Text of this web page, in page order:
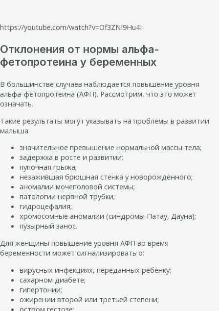
https://youtube.com/watch?v=Of3ZNI9Hu4I
Отклонения от нормы альфа-
фетопротеина у беременных
В большинстве случаев наблюдается повышение уровня
альфа-фетопротеина (АФП). Рассмотрим, что это может
означать.
Такие результаты могут указывать на проблемы в развитии
малыша:
значительное превышение нормальной массы тела;
задержка в росте и развитии;
пупочная грыжа;
незажившая брюшная стенка у новорожденного;
аномалии мочеполовой системы;
патологии нервной трубки;
гидроцефалия;
хромосомные аномалии (синдромы Патау, Дауна);
пузырный занос.
Для женщины повышение уровня АФП во время
беременности может сигнализировать о:
вирусных инфекциях, переданных ребенку;
сахарном диабете;
гипертонии;
ожирении второй или третьей степени;
остром гестозе;